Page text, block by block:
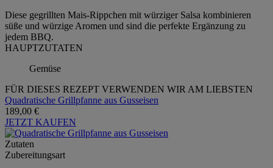
Diese gegrillten Mais-Rippchen mit würziger Salsa kombinieren
süße und würzige Aromen und sind die perfekte Ergänzung zu
jedem BBQ.
HAUPTZUTATEN
Gemüse
FÜR DIESES REZEPT VERWENDEN WIR AM LIEBSTEN
Quadratische Grillpfanne aus Gusseisen
189,00 €
JETZT KAUFEN
Zutaten
Zubereitungsart